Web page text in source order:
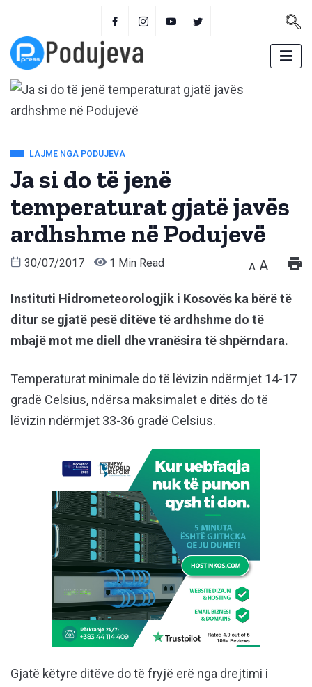
LAJME NGA PODUJEVA
Ja si do të jenë
temperaturat gjatë javës
ardhshme në Podujevë
30/07/2017 1 Min Read A A
Instituti Hidrometeorologjik i Kosovës ka bërë të
ditur se gjatë pesë ditëve të ardhshme do të
mbajë mot me diell dhe vranësira të shpërndara.
Temperaturat minimale do të lëvizin ndërmjet 14-17
gradë Celsius, ndërsa maksimalet e ditës do të
lëvizin ndërmjet 33-36 gradë Celsius.
Gjatë këtyre ditëve do të fryjë erë nga drejtimi i